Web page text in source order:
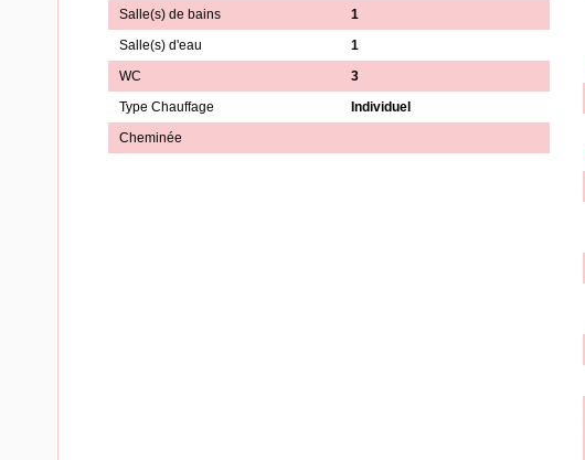
Salle(s) de bains
1
Salle(s) d'eau
1
WC
3
Type Chauffage
Individuel
Cheminée